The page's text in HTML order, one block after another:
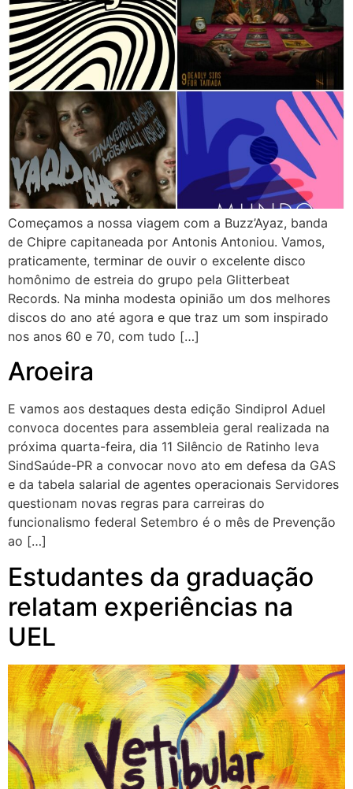
Começamos a nossa viagem com a Buzz’Ayaz, banda
de Chipre capitaneada por Antonis Antoniou. Vamos,
praticamente, terminar de ouvir o excelente disco
homônimo de estreia do grupo pela Glitterbeat
Records. Na minha modesta opinião um dos melhores
discos do ano até agora e que traz um som inspirado
nos anos 60 e 70, com tudo […]
Aroeira
E vamos aos destaques desta edição Sindiprol Aduel
convoca docentes para assembleia geral realizada na
próxima quarta-feira, dia 11 Silêncio de Ratinho leva
SindSaúde-PR a convocar novo ato em defesa da GAS
e da tabela salarial de agentes operacionais Servidores
questionam novas regras para carreiras do
funcionalismo federal Setembro é o mês de Prevenção
ao […]
Estudantes da graduação
relatam experiências na
UEL